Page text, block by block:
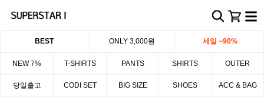
BEST ONLY 3,000원 세일 ~90%
NEW 7% T-SHIRTS PANTS SHIRTS OUTER
당일출고 CODI SET BIG SIZE SHOES ACC & BAG